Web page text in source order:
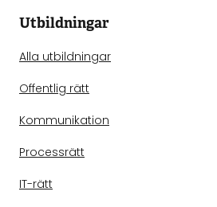
Utbildningar
Alla utbildningar
Offentlig rätt
Kommunikation
Processrätt
IT-rätt